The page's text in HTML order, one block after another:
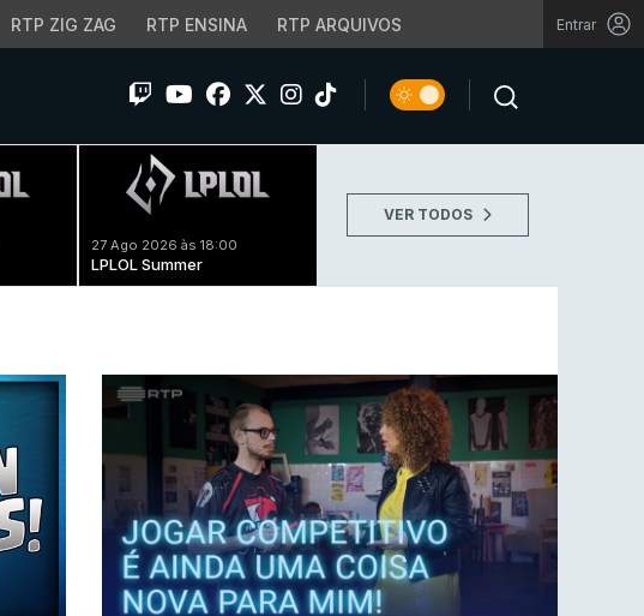
RTP ZIG ZAG RTP ENSINA RTP ARQUIVOS Entrar
27 Ago 2026 às 18:00
LPLOL Summer
VER TODOS